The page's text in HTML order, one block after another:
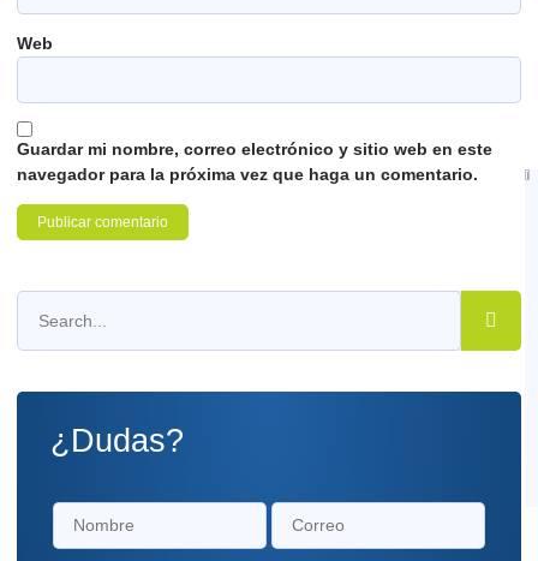
Web
Guardar mi nombre, correo electrónico y sitio web en este
navegador para la próxima vez que haga un comentario.
¿Dudas?